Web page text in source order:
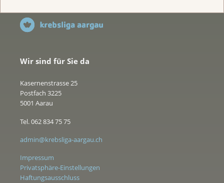
Wir sind für Sie da
Kasernenstrasse 25
Postfach 3225
5001 Aarau
Tel. 062 834 75 75
admin@krebsliga-aargau.ch
Impressum
Privatsphäre-Einstellungen
Haftungsausschluss